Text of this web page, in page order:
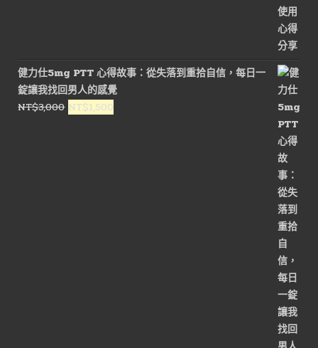
健力仕5mg PTT 心得故事：從失落到重拾自信，每日一
錠讓我找回男人的感覺
NT$3,000 原
NT$1,500